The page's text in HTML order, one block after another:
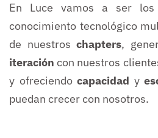
En Luce vamos a ser los
conocimiento tecnológico
de nuestroschapters,
iteración con nuestros
y ofreciendocapacidad y
puedan crecer con nosotros.